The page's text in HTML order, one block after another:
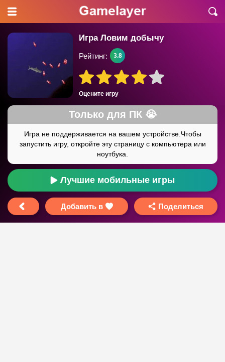
Игра Ловим добычу
Оцените игру
Рейтинг: 3.8
Лучшие мобильные игры
Добавить в Поделиться